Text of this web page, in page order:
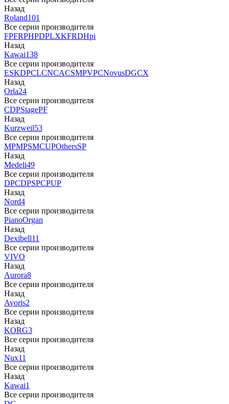
Назад
Roland101
Все серии производителя
FPFRPHPDPLXKFRDHpi
Назад
Kawai138
Все серии производителя
ESKDPCLCNCACSMPVPCNovusDGCX
Назад
Orla24
Все серии производителя
CDPStagePF
Назад
Kurzweil53
Все серии производителя
MPMPSMCUPOthersSP
Назад
Medeli49
Все серии производителя
DPCDPSPCPUP
Назад
Nord4
Все серии производителя
PianoOrgan
Назад
Dexibell11
Все серии производителя
VIVO
Назад
Aurora8
Все серии производителя
Назад
Avoris2
Все серии производителя
Назад
KORG3
Все серии производителя
Назад
Nux11
Все серии производителя
Назад
Kawai1
Все серии производителя